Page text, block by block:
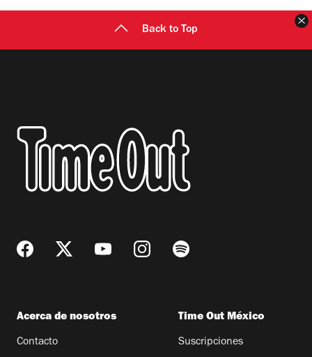
Back to Top
Acerca de nosotros
Contacto
Time Out México
Suscripciones